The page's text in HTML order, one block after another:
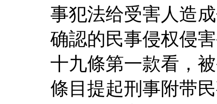
事犯法给受害人造
确認的民事侵权侵
十九條第一款看，
條目提起刑事附带